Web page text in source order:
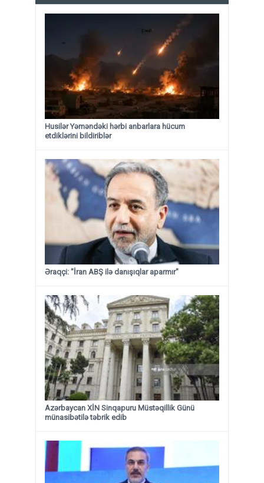
Husilər Yəməndəki hərbi anbarlara hücum
etdiklərini bildiriblər
Əraqçi: "İran ABŞ ilə danışıqlar aparmır"
Azərbaycan XİN Sinqapuru Müstəqillik Günü
münasibətilə təbrik edib